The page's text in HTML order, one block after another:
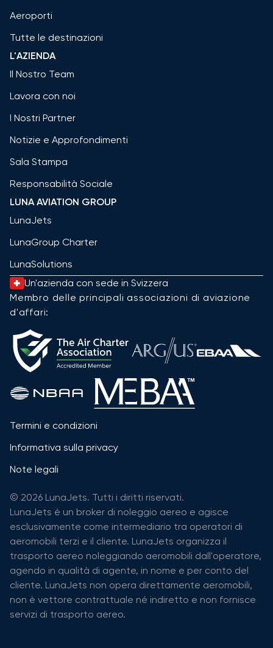
Aeroporti
Tutte le destinazioni
L'AZIENDA
Il Nostro Team
Lavora con noi
I Nostri Partner
Notizie e Approfondimenti
Sala Stampa
Responsabilità Sociale
LUNA AVIATION GROUP
LunaJets
LunaGroup Charter
LunaSolutions
Un'azienda con sede in Svizzera
Membro delle principali associazioni di aviazione
d'affari:
Termini e condizioni
Informativa sulla privacy
Note legali
© 2026 LunaJets. Tutti i diritti riservati.
LunaJets è un broker di noleggio aereo e agisce
esclusivamente come intermediario tra operatori di
aeromobili terzi e il cliente. LunaJets organizza il
trasporto aereo noleggiando aeromobili dall'operatore,
agendo in qualità di agente, in nome e per conto del
cliente. LunaJets non opera direttamente aeromobili,
non è vettore contrattuale né indiretto e non fornisce
servizi di trasporto aereo.